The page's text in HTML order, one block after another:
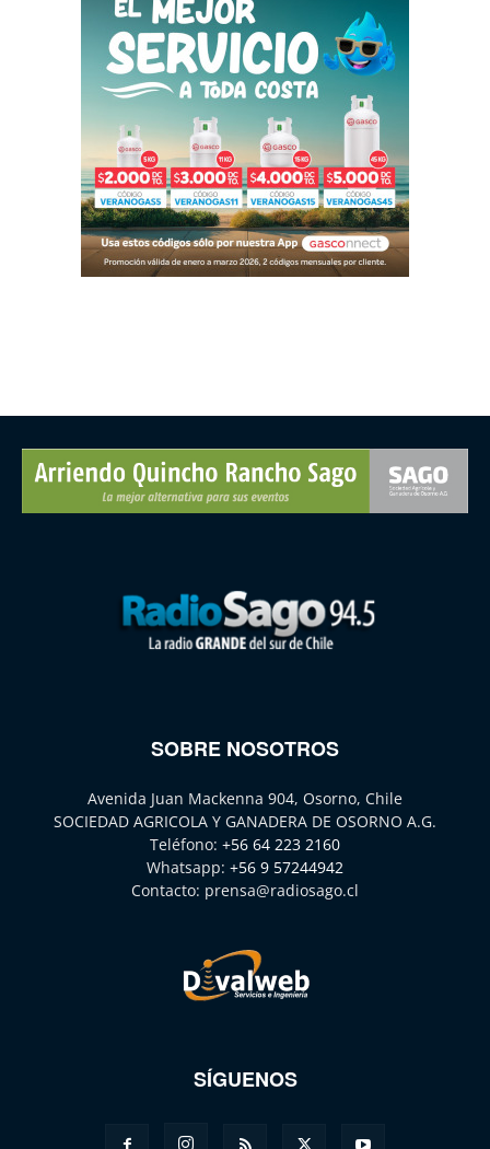
SOBRE NOSOTROS
Avenida Juan Mackenna 904, Osorno, Chile
SOCIEDAD AGRICOLA Y GANADERA DE OSORNO A.G.
Teléfono: +56 64 223 2160
Whatsapp: +56 9 57244942
Contacto: prensa@radiosago.cl
SÍGUENOS